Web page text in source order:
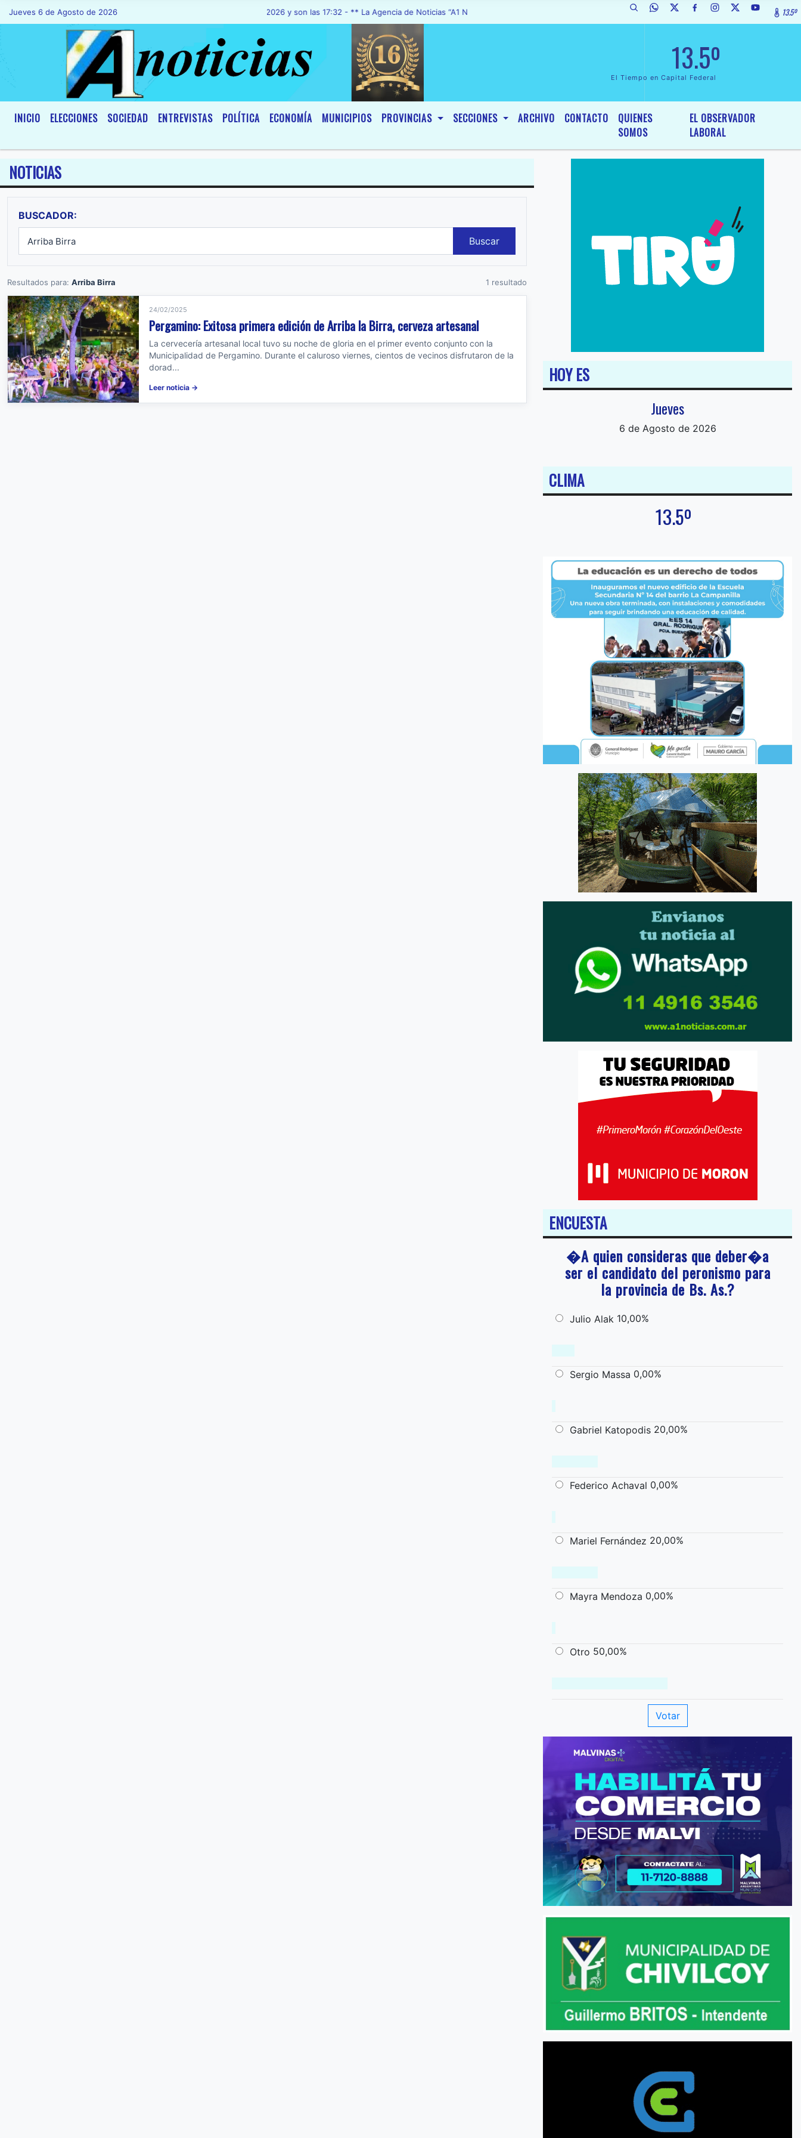
Jueves 6 de Agosto de 2026 Hoy es Jueves 6 de Agosto de 2026 y son las 17:32 - ** La Agencia de Noticias “A1 Noticias”, fue declarada de Interés General y Legislativo, por Ordenanza Nº 6236/19 del HCD de13.5º
13.5º
El Tiempo en Capital Federal
INICIO ELECCIONES SOCIEDAD ENTREVISTAS POLÍTICA ECONOMÍA MUNICIPIOS PROVINCIAS SECCIONES ARCHIVO CONTACTO
QUIENES
SOMOS
EL OBSERVADOR
LABORAL
NOTICIAS
BUSCADOR:
Buscar
Resultados para: Arriba Birra 1 resultado
24/02/2025
Pergamino: Exitosa primera edición de Arriba la Birra, cerveza artesanal
La cervecería artesanal local tuvo su noche de gloria en el primer evento conjunto con la
Municipalidad de Pergamino. Durante el caluroso viernes, cientos de vecinos disfrutaron de la
dorad...
Leer noticia →
HOY ES
Jueves
6 de Agosto de 2026
CLIMA
13.5º
ENCUESTA
�A quien consideras que deber�a
ser el candidato del peronismo para
la provincia de Bs. As.?
Julio Alak 10,00%
Sergio Massa 0,00%
Gabriel Katopodis 20,00%
Federico Achaval 0,00%
Mariel Fernández 20,00%
Mayra Mendoza 0,00%
Otro 50,00%